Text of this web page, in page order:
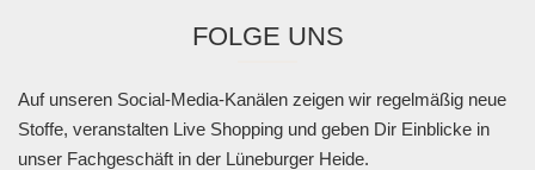
FOLGE UNS
Auf unseren Social-Media-Kanälen zeigen wir regelmäßig neue
Stoffe, veranstalten Live Shopping und geben Dir Einblicke in
unser Fachgeschäft in der Lüneburger Heide.